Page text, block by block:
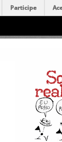
Participe